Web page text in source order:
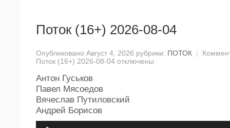
Поток (16+) 2026-08-04
Опубликовано Август 4, 2026 рубрики: ПОТОК |
Поток (16+) 2026-08-04 отключены
Антон Гуськов
Павел Мясоедов
Вячеслав Путиловский
Андрей Борисов